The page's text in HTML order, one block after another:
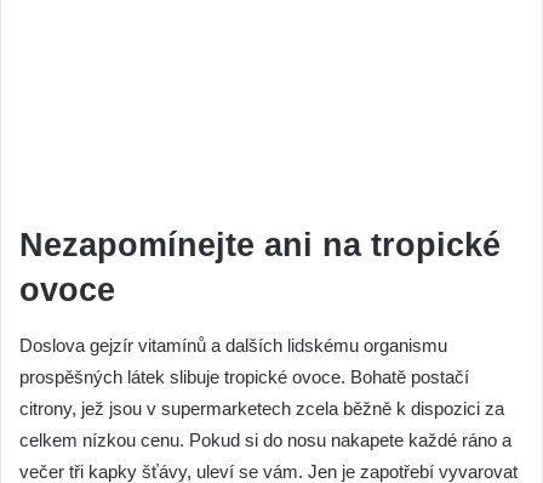
Nezapomínejte ani na tropické
ovoce
Doslova gejzír vitamínů a dalších lidskému organismu
prospěšných látek slibuje tropické ovoce. Bohatě postačí
citrony, jež jsou v supermarketech zcela běžně k dispozici za
celkem nízkou cenu. Pokud si do nosu nakapete každé ráno a
večer tři kapky šťávy, uleví se vám. Jen je zapotřebí vyvarovat